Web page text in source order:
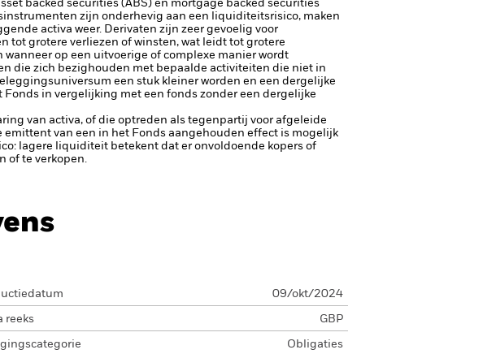
backed securities (ABS) en mortgage backed securities
zijn onderhevig aan een liquiditeitsrisico, maken
activa weer. Derivaten zijn zeer gevoelig voor
tot grotere verliezen of winsten, wat leidt tot grotere
op een uitvoerige of complexe manier wordt
die zich bezighouden met bepaalde activiteiten die niet in
een stuk kleiner worden en een dergelijke
in vergelijking met een fonds zonder een dergelijke
van activa, of die optreden als tegenpartij voor afgeleide
emittent van een in het Fonds aangehouden effect is mogelijk
lagere liquiditeit betekent dat er onvoldoende kopers of
of te verkopen.
09/okt/2024
reeks GBP
Obligaties